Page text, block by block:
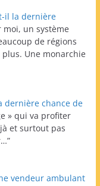
il la dernière
moi, un système
de régions
Une monarchie
dernière chance de
» qui va profiter
et surtout pas
”
vendeur ambulant